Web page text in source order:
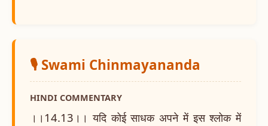
🎙️ Swami Chinmayananda
HINDI COMMENTARY
।।14.13।। यदि कोई साधक अपने में इस श्लोक में